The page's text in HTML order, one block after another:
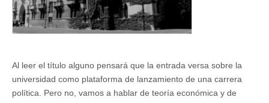
Al leer el título alguno pensará que la entrada versa sobre la
universidad como plataforma de lanzamiento de una carrera
política. Pero no, vamos a hablar de teoría económica y de